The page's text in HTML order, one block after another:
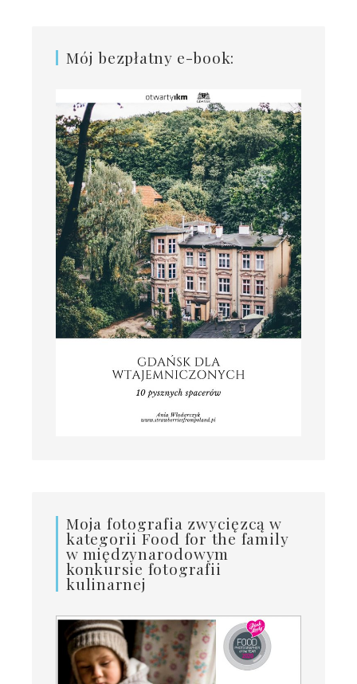
Mój bezpłatny e-book:
Moja fotografia zwycięzcą w
kategorii Food for the family
w międzynarodowym
konkursie fotografii
kulinarnej